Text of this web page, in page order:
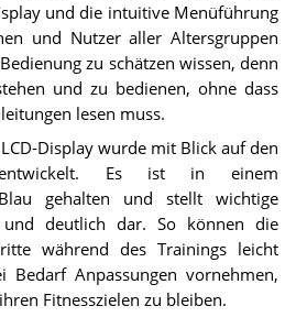
und die intuitive Menüführung
und Nutzer aller Altersgruppen
zu schätzen wissen, denn
und zu bedienen, ohne dass
lesen muss.
Display wurde mit Blick auf den
entwickelt. Es ist in einem
gehalten und stellt wichtige
und deutlich dar. So können die
während des Trainings leicht
Bedarf Anpassungen vornehmen,
Fitnesszielen zu bleiben.